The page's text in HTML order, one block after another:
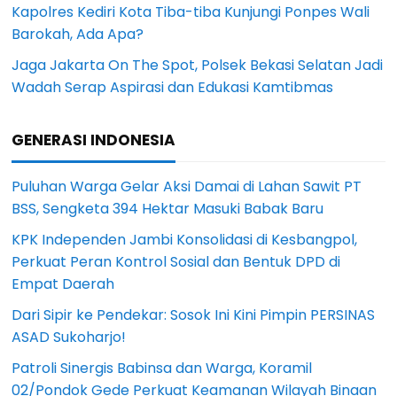
Kapolres Kediri Kota Tiba-tiba Kunjungi Ponpes Wali
Barokah, Ada Apa?
Jaga Jakarta On The Spot, Polsek Bekasi Selatan Jadi
Wadah Serap Aspirasi dan Edukasi Kamtibmas
GENERASI INDONESIA
Puluhan Warga Gelar Aksi Damai di Lahan Sawit PT
BSS, Sengketa 394 Hektar Masuki Babak Baru
KPK Independen Jambi Konsolidasi di Kesbangpol,
Perkuat Peran Kontrol Sosial dan Bentuk DPD di
Empat Daerah
Dari Sipir ke Pendekar: Sosok Ini Kini Pimpin PERSINAS
ASAD Sukoharjo!
Patroli Sinergis Babinsa dan Warga, Koramil
02/Pondok Gede Perkuat Keamanan Wilayah Binaan